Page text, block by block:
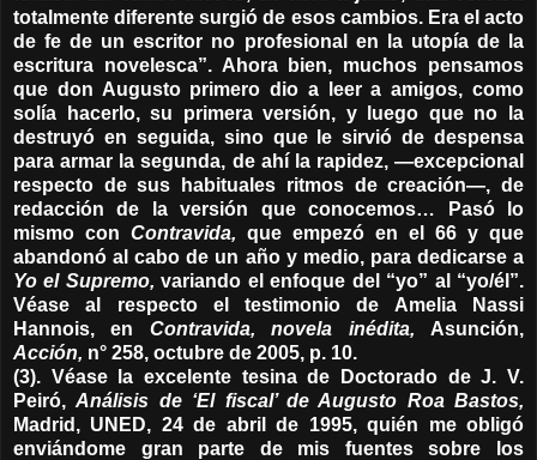
totalmente diferente surgió de esos cambios. Era el acto
de fe de un escritor no profesional en la utopía de la
escritura novelesca”. Ahora bien, muchos pensamos
que don Augusto primero dio a leer a amigos, como
solía hacerlo, su primera versión, y luego que no la
destruyó en seguida, sino que le sirvió de despensa
para armar la segunda, de ahí la rapidez, —excepcional
respecto de sus habituales ritmos de creación—, de
redacción de la versión que conocemos… Pasó lo
mismo con Contravida, que empezó en el 66 y que
abandonó al cabo de un año y medio, para dedicarse a
Yo el Supremo,variando el enfoque del “yo” al “yo/él”.
Véase al respecto el testimonio de Amelia Nassi
Hannois, en Contravida, novela inédita, Asunción,
Acción, n° 258, octubre de 2005, p. 10.
(3). Véase la excelente tesina de Doctorado de J. V.
Peiró,Análisis de ‘El fiscal’ de Augusto Roa Bastos,
Madrid, UNED, 24 de abril de 1995, quién me obligó
enviándome gran parte de mis fuentes sobre los